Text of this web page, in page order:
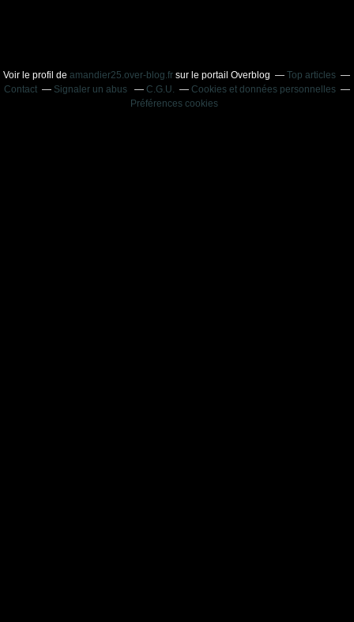
Voir le profil deamandier25.over-blog.fr sur le portail Overblog
Top articles
Contact
Signaler un abus C.G.U.
Cookies et données personnelles
Préférences cookies